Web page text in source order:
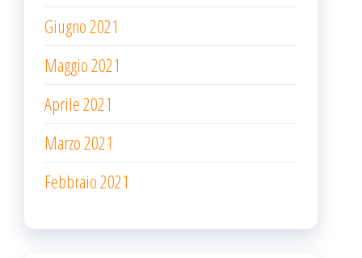
Giugno 2021
Maggio 2021
Aprile 2021
Marzo 2021
Febbraio 2021